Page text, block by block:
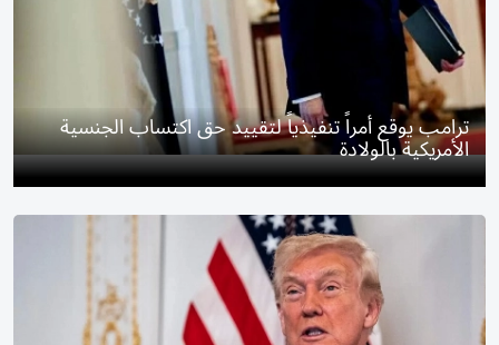
ترامب يوقع أمراً تنفيذياً لتقييد حق اكتساب الجنسية
الأمريكية بالولادة